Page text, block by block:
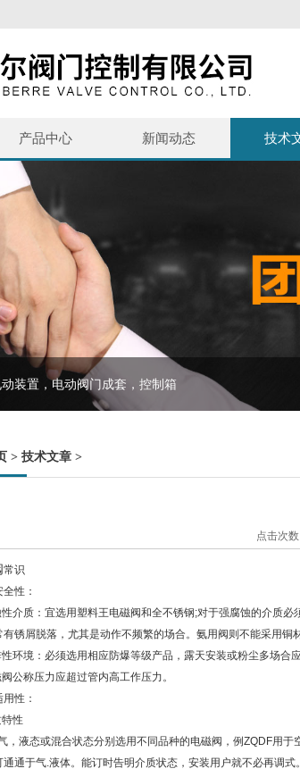
产品中心 新闻动态 技术
装置，电动阀门成套，控制箱
> 技术文章>
点击次
常识
性：
介质：宜选用塑料王电磁阀和全不锈钢;对于强腐蚀的介质必
有锈屑脱落，尤其是动作不频繁的场合。氨用阀则不能采用铜材
环境：必须选用相应防爆等级产品，露天安装或粉尘多场合
公称压力应超过管内高工作压力。
性：
性
，液态或混合状态分别选用不同品种的电磁阀，例ZQDF用
通通于气.液体。能订时告明介质状态，安装用户就不必再调式。